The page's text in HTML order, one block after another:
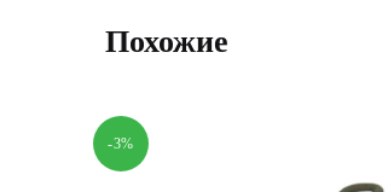
Похожие
-3%